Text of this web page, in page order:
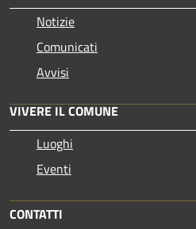
Notizie
Comunicati
Avvisi
VIVERE IL COMUNE
Luoghi
Eventi
CONTATTI